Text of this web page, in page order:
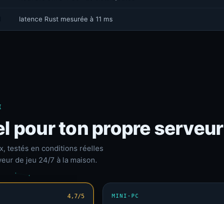
latence Rust mesurée à 11 ms
pour ton propre serveur
testés en conditions réelles
de jeu 24/7 à la maison.
4,7/5 MINI-PC